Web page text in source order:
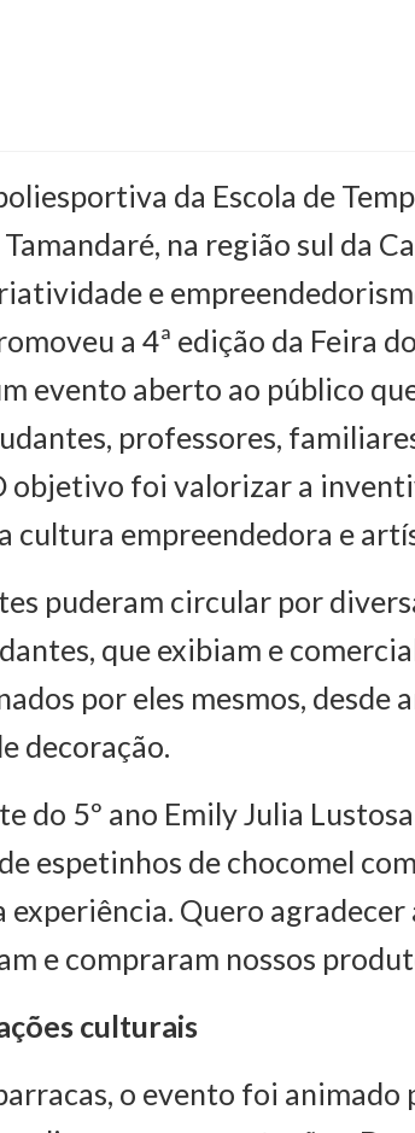
da Escola de
na região sul da
e
a 4ª edição da Feira
evento aberto ao público
professores,
objetivo foi valorizar a
cultura empreendedora e
puderam circular por
que exibiam e
por eles mesmos, desde
decoração.
do 5º ano Emily Julia
espetinhos de chocomel
experiência. Quero agradecer
e compraram nossos
culturais
o evento foi animado